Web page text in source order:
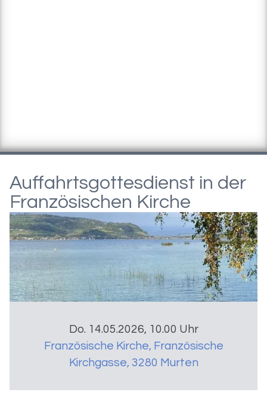
Auffahrtsgottesdienst in der
Französischen Kirche
Do. 14.05.2026, 10.00 Uhr
Französische Kirche, Französische
Kirchgasse, 3280 Murten